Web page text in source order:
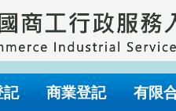
記 商業登記 有限